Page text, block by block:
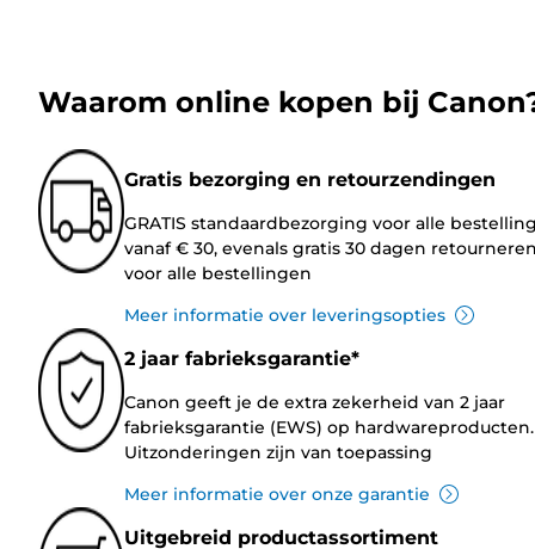
Waarom online kopen bij
Gratis bezorging en retourzendingen
GRATIS standaardbezorging voor alle
vanaf € 30, evenals gratis 30 dagen
voor alle bestellingen
Meer informatie over leveringsopties
2 jaar fabrieksgarantie*
Canon geeft je de extra zekerheid van 2 jaar
fabrieksgarantie (EWS) op hardwareproducten.
Uitzonderingen zijn van toepassing
Meer informatie over onze garantie
Uitgebreid productassortiment